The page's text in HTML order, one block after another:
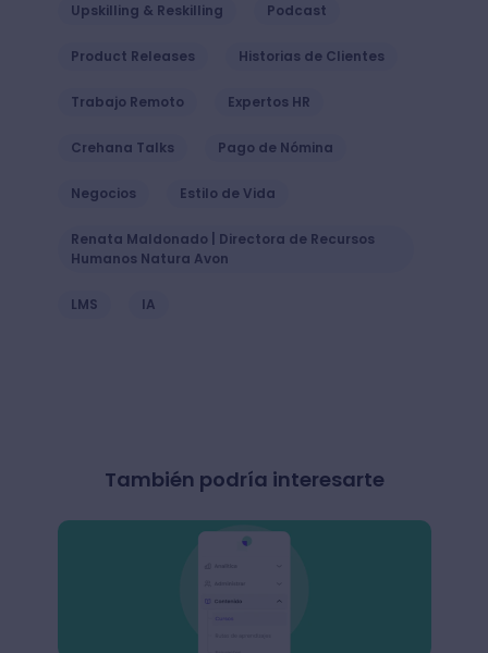
Upskilling & Reskilling Podcast
Product Releases Historias de Clientes
Trabajo Remoto Expertos HR
Crehana Talks Pago de Nómina
Negocios Estilo de Vida
Renata Maldonado | Directora de Recursos
Humanos Natura Avon
LMS IA
También podría interesarte